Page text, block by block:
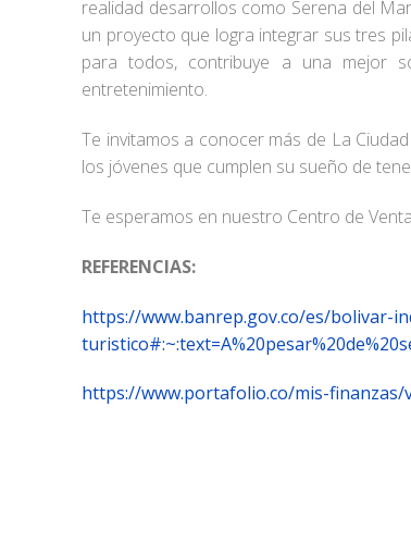
realidad desarrollos como Serena del
un proyecto que logra integrar sus tres
para todos, contribuye a una mejor
entretenimiento.
Te invitamos a conocer más de La
los jóvenes que cumplen su sueño de
Te esperamos en nuestro Centro de
REFERENCIAS:
https://www.banrep.gov.co/es/bolivar-
https://www.portafolio.co/mis-finanzas/